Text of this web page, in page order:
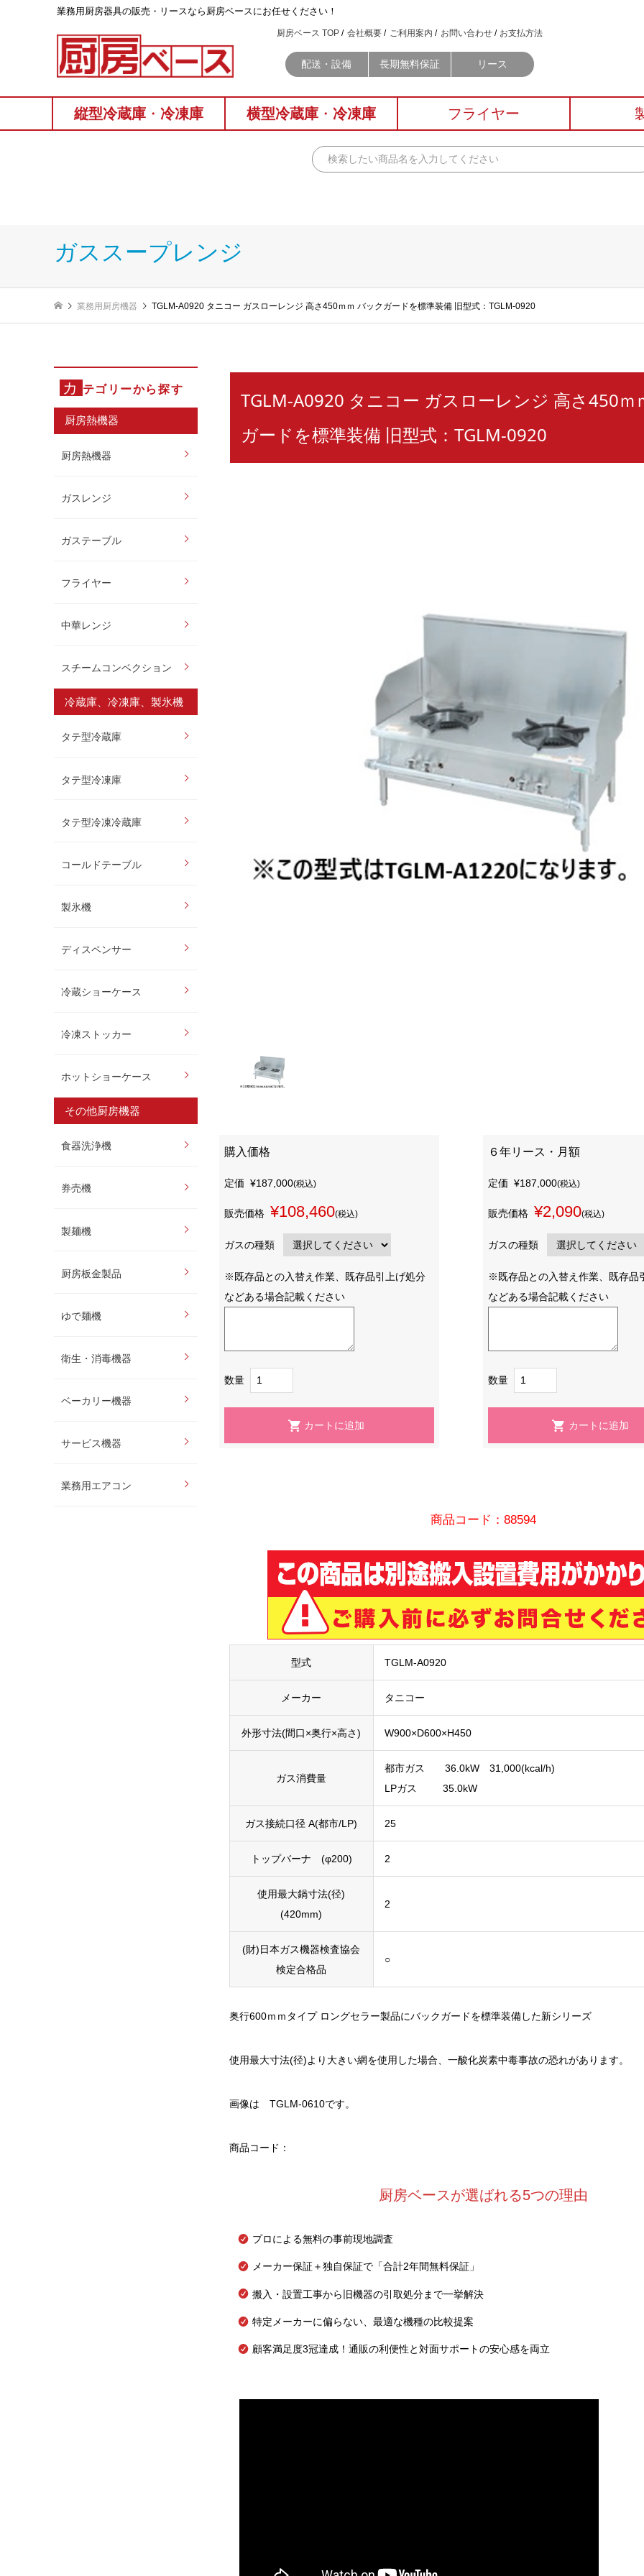
業務⽤厨房器具の販売・リースなら厨房ベースにお任せください！
厨房ベース TOP 会社概要 ご利用案内 お問い合わせ お支払方法
配送・設備 長期無料保証 リース
縦型冷蔵庫 ・ 冷凍庫 横型冷蔵庫 ・ 冷凍庫 フライヤー
ガススープレンジ
業務用厨房機器 TGLM-A0920 タニコー ガスローレンジ 高さ450ｍｍ バックガードを標準装備 旧型式：TGLM-0920
カ テゴリーから探す
厨房熱機器
厨房熱機器
ガスレンジ
ガステーブル
フライヤー
中華レンジ
スチームコンベクション
冷蔵庫、冷凍庫、製氷機
タテ型冷蔵庫
タテ型冷凍庫
タテ型冷凍冷蔵庫
コールドテーブル
製氷機
ディスペンサー
冷蔵ショーケース
冷凍ストッカー
ホットショーケース
その他厨房機器
食器洗浄機
券売機
製麺機
厨房板金製品
ゆで麺機
衛生・消毒機器
ベーカリー機器
サービス機器
業務用エアコン
TGLM-A0920 タニコー ガスローレンジ 高さ450ｍ
ガードを標準装備 旧型式：TGLM-0920
購入価格
定価 ¥187,000(税込)
販売価格 ¥108,460(税込)
ガスの種類
※既存品との入替え作業、既存品引上げ処分
などある場合記載ください
数量
６年リース・月額
定価 ¥187,000(税込)
販売価格 ¥2,090(税込)
ガスの種類
※既存品との入替え作業、既存品
などある場合記載ください
数量
商品コード：88594
型式 TGLM-A0920
メーカー タニコー
外形寸法(間口×奥行×高さ) W900×D600×H450
ガス消費量
都市ガス 36.0kW 31,000(kcal/h)
LPガス 35.0kW
ガス接続口径 A(都市/LP) 25
トップバーナ (φ200) 2
使用最大鍋寸法(径)
(420mm)
2
(財)日本ガス機器検査協会
検定合格品
○
奥行600ｍｍタイプ ロングセラー製品にバックガードを標準装備した新シリーズ
使用最大寸法(径)より大きい網を使用した場合、一酸化炭素中毒事故の恐れがあります。
画像は TGLM-0610です。
商品コード：
厨房ベースが選ばれる5つの理由
プロによる無料の事前現地調査
メーカー保証＋独自保証で「合計2年間無料保証」
搬入・設置工事から旧機器の引取処分まで一挙解決
特定メーカーに偏らない、最適な機種の比較提案
顧客満足度3冠達成！通販の利便性と対面サポートの安心感を両立